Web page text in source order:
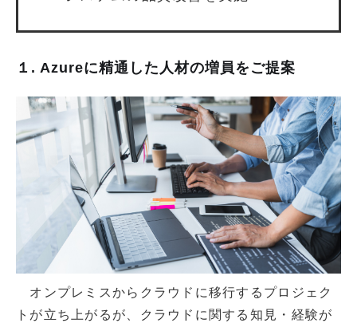
１. Azureに精通した人材の増員をご提案
オンプレミスからクラウドに移行するプロジェク
トが立ち上がるが、クラウドに関する知見・経験が